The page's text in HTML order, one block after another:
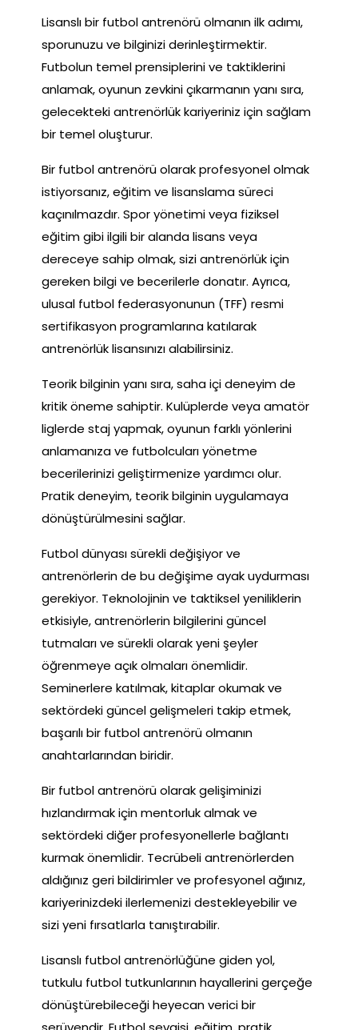
Lisanslı bir futbol antrenörü olmanın ilk adımı,
sporunuzu ve bilginizi derinleştirmektir.
Futbolun temel prensiplerini ve taktiklerini
anlamak, oyunun zevkini çıkarmanın yanı sıra,
gelecekteki antrenörlük kariyeriniz için sağlam
bir temel oluşturur.
Bir futbol antrenörü olarak profesyonel olmak
istiyorsanız, eğitim ve lisanslama süreci
kaçınılmazdır. Spor yönetimi veya fiziksel
eğitim gibi ilgili bir alanda lisans veya
dereceye sahip olmak, sizi antrenörlük için
gereken bilgi ve becerilerle donatır. Ayrıca,
ulusal futbol federasyonunun (TFF) resmi
sertifikasyon programlarına katılarak
antrenörlük lisansınızı alabilirsiniz.
Teorik bilginin yanı sıra, saha içi deneyim de
kritik öneme sahiptir. Kulüplerde veya amatör
liglerde staj yapmak, oyunun farklı yönlerini
anlamanıza ve futbolcuları yönetme
becerilerinizi geliştirmenize yardımcı olur.
Pratik deneyim, teorik bilginin uygulamaya
dönüştürülmesini sağlar.
Futbol dünyası sürekli değişiyor ve
antrenörlerin de bu değişime ayak uydurması
gerekiyor. Teknolojinin ve taktiksel yeniliklerin
etkisiyle, antrenörlerin bilgilerini güncel
tutmaları ve sürekli olarak yeni şeyler
öğrenmeye açık olmaları önemlidir.
Seminerlere katılmak, kitaplar okumak ve
sektördeki güncel gelişmeleri takip etmek,
başarılı bir futbol antrenörü olmanın
anahtarlarından biridir.
Bir futbol antrenörü olarak gelişiminizi
hızlandırmak için mentorluk almak ve
sektördeki diğer profesyonellerle bağlantı
kurmak önemlidir. Tecrübeli antrenörlerden
aldığınız geri bildirimler ve profesyonel ağınız,
kariyerinizdeki ilerlemenizi destekleyebilir ve
sizi yeni fırsatlarla tanıştırabilir.
Lisanslı futbol antrenörlüğüne giden yol,
tutkulu futbol tutkunlarının hayallerini gerçeğe
dönüştürebileceği heyecan verici bir